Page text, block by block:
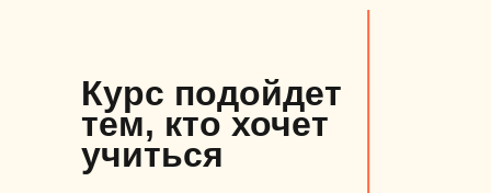
Курс подойдет
тем, кто хочет
учиться